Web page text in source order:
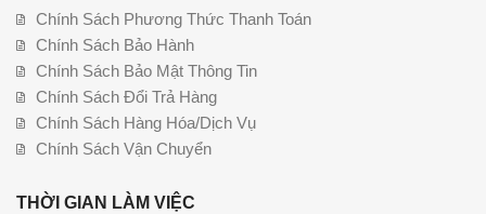
Chính Sách Phương Thức Thanh Toán
Chính Sách Bảo Hành
Chính Sách Bảo Mật Thông Tin
Chính Sách Đổi Trả Hàng
Chính Sách Hàng Hóa/Dịch Vụ
Chính Sách Vận Chuyển
THỜI GIAN LÀM VIỆC